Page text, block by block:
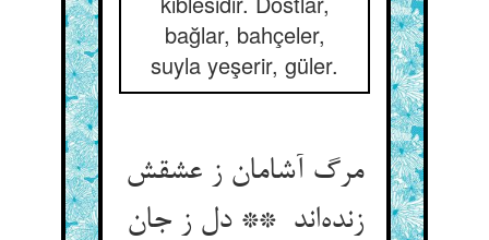
bağlar, bahçeler,
suyla yeşerir, güler.
مرگ آشامان ز عشقش
زنده‌اند ** دل ز جان